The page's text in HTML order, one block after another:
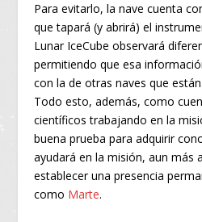
Para evitarlo, la nave cuenta
que tapará (y abrirá) el
Lunar IceCube observará
permitiendo que esa
con la de otras naves que
Todo esto, además, como
científicos trabajando en la
buena prueba para adquirir
ayudará en la misión, aun más
establecer una presencia
como Marte.